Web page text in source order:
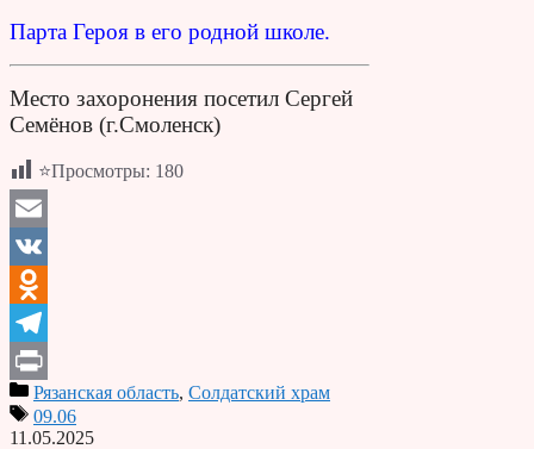
Парта Героя в его родной школе.
Место захоронения посетил Сергей
Семёнов (г.Смоленск)
⭐Просмотры: 180
Email
VK
Odnoklassniki
Telegram
PrintРязанская область, Солдатский храм
09.06
11.05.2025